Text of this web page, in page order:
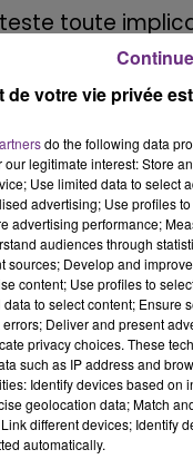
toute
DANS LES
s'est déclaré
sur l'A34.
de votre vie privée
do the following data
legitimate interest: Store
Use limited data to select
advertising; Use profiles
advertising performance;
audiences through
sources; Develop and
content; Use profiles to
to select content; Ensure
Deliver and present
privacy choices. These
such as IP address and
Identify devices based on
geolocation data; Match
different devices; Identify
automatically.